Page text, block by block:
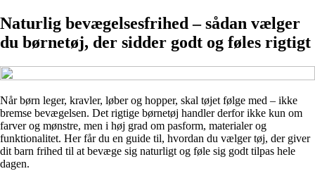
Naturlig bevægelsesfrihed – sådan vælger
du børnetøj, der sidder godt og føles rigtigt
Når børn leger, kravler, løber og hopper, skal tøjet følge med – ikke
bremse bevægelsen. Det rigtige børnetøj handler derfor ikke kun om
farver og mønstre, men i høj grad om pasform, materialer og
funktionalitet. Her får du en guide til, hvordan du vælger tøj, der giver
dit barn frihed til at bevæge sig naturligt og føle sig godt tilpas hele
dagen.